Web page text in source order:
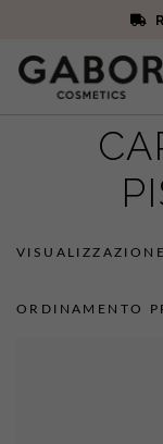
Iscriviti alla
ORDINAMENTO